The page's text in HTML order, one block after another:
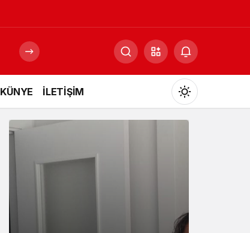
KÜNYE İLETİŞİM
Mod
değiştir